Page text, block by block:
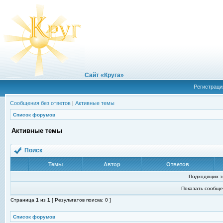
Сайт «Круга»
Сообщения без ответов | Активные темы
Список форумов
Активные темы
Поиск
Темы Автор Ответов
Подходящих
Показать
Страница 1 из 1 [ Результатов поиска: 0 ]
Список форумов